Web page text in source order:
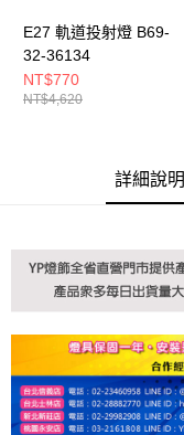
E27 軌道投射燈 B69-
32-36134
NT$770
NT$4,620
詳細說明